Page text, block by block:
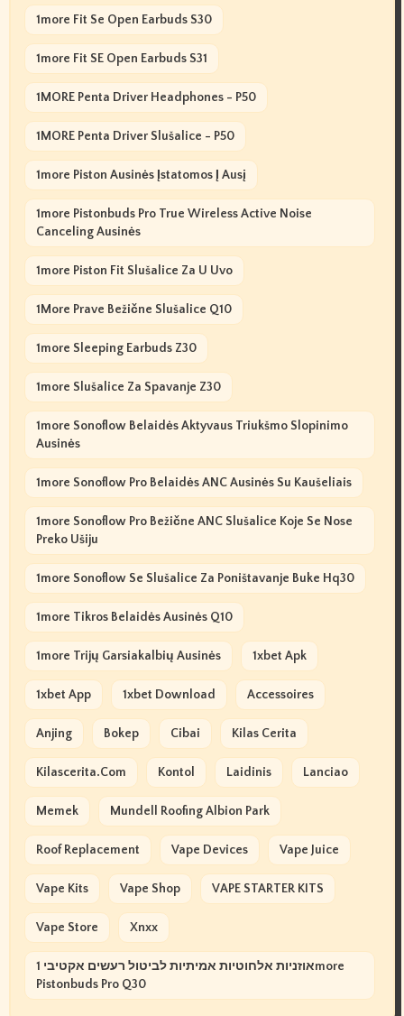
1more Fit Se Open Earbuds S30
1more Fit SE Open Earbuds S31
1MORE Penta Driver Headphones - P50
1MORE Penta Driver Slušalice - P50
1more Piston Ausinės Įstatomos Į Ausį
1more Pistonbuds Pro True Wireless Active Noise
Canceling Ausinės
1more Piston Fit Slušalice Za U Uvo
1More Prave Bežične Slušalice Q10
1more Sleeping Earbuds Z30
1more Slušalice Za Spavanje Z30
1more Sonoflow Belaidės Aktyvaus Triukšmo Slopinimo
Ausinės
1more Sonoflow Pro Belaidės ANC Ausinės Su Kaušeliais
1more Sonoflow Pro Bežične ANC Slušalice Koje Se Nose
Preko Ušiju
1more Sonoflow Se Slušalice Za Poništavanje Buke Hq30
1more Tikros Belaidės Ausinės Q10
1more Trijų Garsiakalbių Ausinės 1xbet Apk
1xbet App 1xbet Download Accessoires
Anjing Bokep Cibai Kilas Cerita
Kilascerita.com Kontol Laidinis Lanciao
Memek Mundell Roofing Albion Park
Roof Replacement Vape Devices Vape Juice
Vape Kits Vape Shop VAPE STARTER KITS
Vape Store Xnxx
אוזניות אלחוטיות אמיתיות לביטול רעשים אקטיבי 1more
Pistonbuds Pro Q30